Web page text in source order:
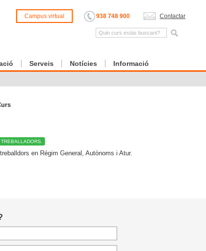
Campus virtual 938 748 900 Contactar
Serveis Notícies Informació
en Régim General, Autònoms i Atur.